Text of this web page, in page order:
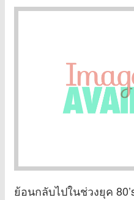
ย้อนกลับไปในช่วงยุค